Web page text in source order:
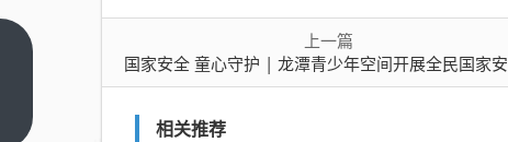
上一篇
国家安全 童心守护 | 龙潭青少年空间开展全民国家安全教育日观影活动
相关推荐